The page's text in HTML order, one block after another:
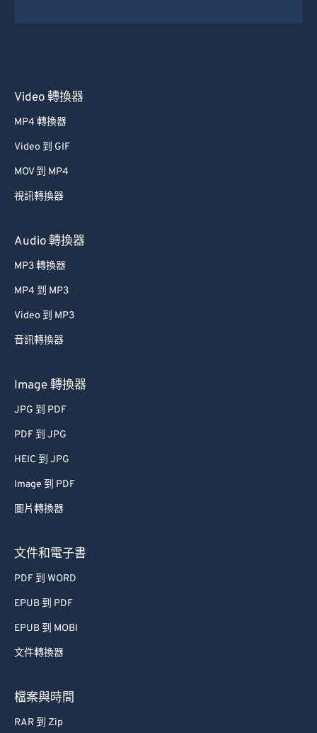
Video 轉換器
MP4 轉換器
Video 到 GIF
MOV 到 MP4
視訊轉換器
Audio 轉換器
MP3 轉換器
MP4 到 MP3
Video 到 MP3
音訊轉換器
Image 轉換器
JPG 到 PDF
PDF 到 JPG
HEIC 到 JPG
Image 到 PDF
圖片轉換器
文件和電子書
PDF 到 WORD
EPUB 到 PDF
EPUB 到 MOBI
文件轉換器
檔案與時間
RAR 到 Zip